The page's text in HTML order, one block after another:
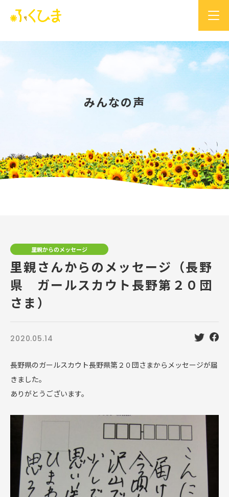
みんなの声
里親からのメッセージ
里親さんからのメッセージ（長野
県 ガールスカウト長野第２０団
さま）
2020.05.14
長野県のガールスカウト長野県第２０団さまからメッセージが届
きました。
ありがとうございます。